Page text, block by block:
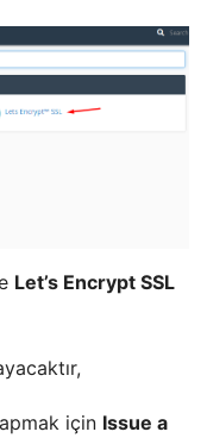
Let’s Encrypt SSL
için Issue a